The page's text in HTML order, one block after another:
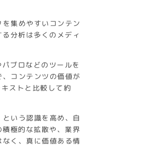
集めやすいコンテン
分析は多くのメディ
ブロなどのツールを
コンテンツの価値が
ストと比較して約
いう認識を高め、自
極的な拡散や、業界
く、真に価値ある情